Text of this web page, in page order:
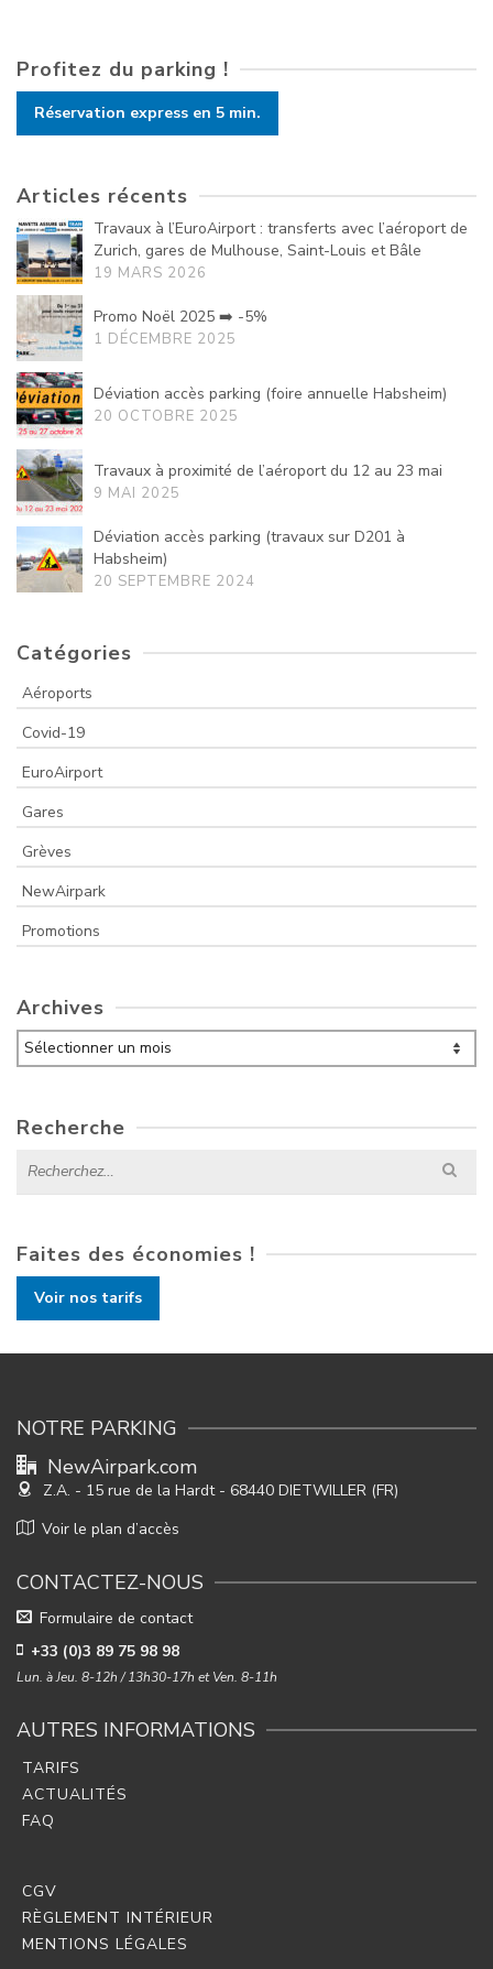
Profitez du parking !
Réservation express en 5 min.
Articles récents
Travaux à l’EuroAirport : transferts avec l’aéroport de
Zurich, gares de Mulhouse, Saint-Louis et Bâle
19 MARS 2026
Promo Noël 2025 ➡️ -5%
1 DÉCEMBRE 2025
Déviation accès parking (foire annuelle Habsheim)
20 OCTOBRE 2025
Travaux à proximité de l’aéroport du 12 au 23 mai
9 MAI 2025
Déviation accès parking (travaux sur D201 à
Habsheim)
20 SEPTEMBRE 2024
Catégories
Aéroports
Covid-19
EuroAirport
Gares
Grèves
NewAirpark
Promotions
Archives
Archives
Recherche
Search
for:
Faites des économies !
Voir nos tarifs
NOTRE PARKING
NewAirpark.com
Z.A. - 15 rue de la Hardt - 68440 DIETWILLER (FR)
Voir le plan d’accès
CONTACTEZ-NOUS
Formulaire de contact
+33 (0)3 89 75 98 98
Lun. à Jeu. 8-12h / 13h30-17h et Ven. 8-11h
AUTRES INFORMATIONS
TARIFS
ACTUALITÉS
FAQ
CGV
RÈGLEMENT INTÉRIEUR
MENTIONS LÉGALES